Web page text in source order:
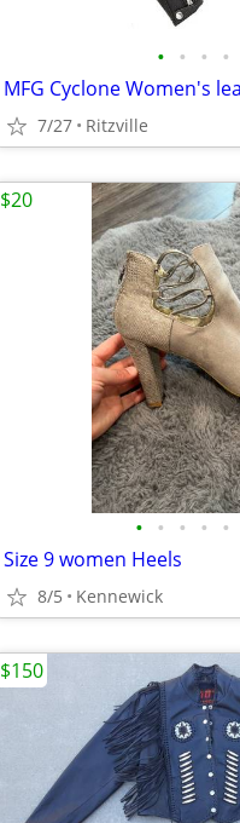
• • • •
7/27 Ritzville
• • • • •
Size 9 women Heels
8/5 Kennewick
$20
$150